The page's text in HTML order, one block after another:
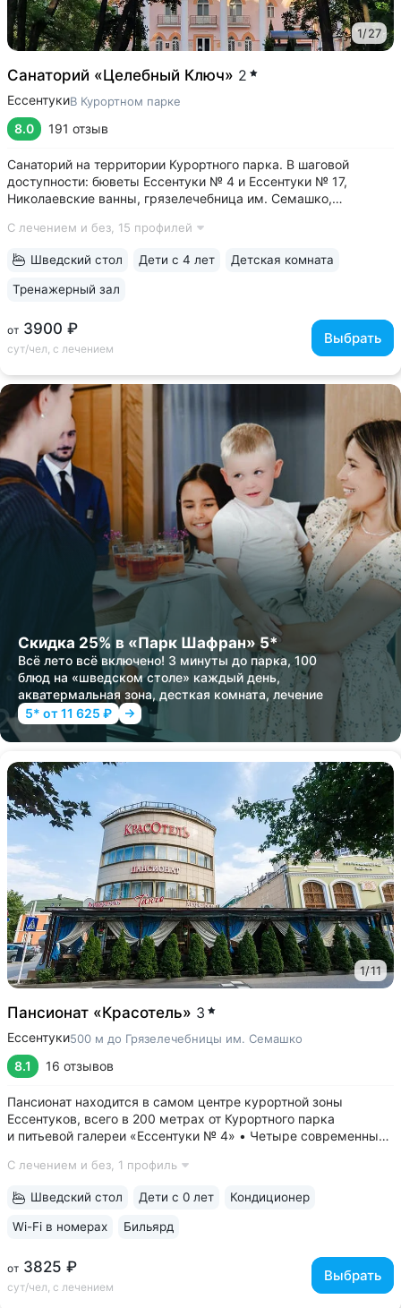
1/27
Санаторий «Целебный Ключ» 2
ЕссентукиВ Курортном парке
8.0 191 отзыв
Санаторий на территории Курортного парка. В шаговой
доступности: бюветы Ессентуки № 4 и Ессентуки № 17,
Николаевские ванны, грязелечебница им. Семашко,
номеров с базовым комфортом. Хороший выбор, если
С лечением и без, 15 профилей
от 3900 ₽
сут/чел, с лечением
Выбрать
Шведский стол Дети с 4 лет Детская комната
Тренажерный зал
Скидка 25% в «Парк Шафран» 5*
Всё лето всё включено! 3 минуты до парка, 100
блюд на «шведском столе» каждый день,
акватермальная зона, десткая комната, лечение
5* от 11 625 ₽
1/11
Пансионат «Красотель» 3
Ессентуки500 м до Грязелечебницы им. Семашко
8.1 16 отзывов
Пансионат находится в самом центре курортной зоны
Ессентуков, всего в 200 метрах от Курортного парка
и питьевой галереи «Ессентуки № 4» • Четыре современных
есть Wi-Fi, телевизор, холодильник, чайник, кондиционер,
С лечением и без, 1 профиль
от 3825 ₽
сут/чел, с лечением
Выбрать
Шведский стол Дети с 0 лет Кондиционер
Wi-Fi в номерах Бильярд